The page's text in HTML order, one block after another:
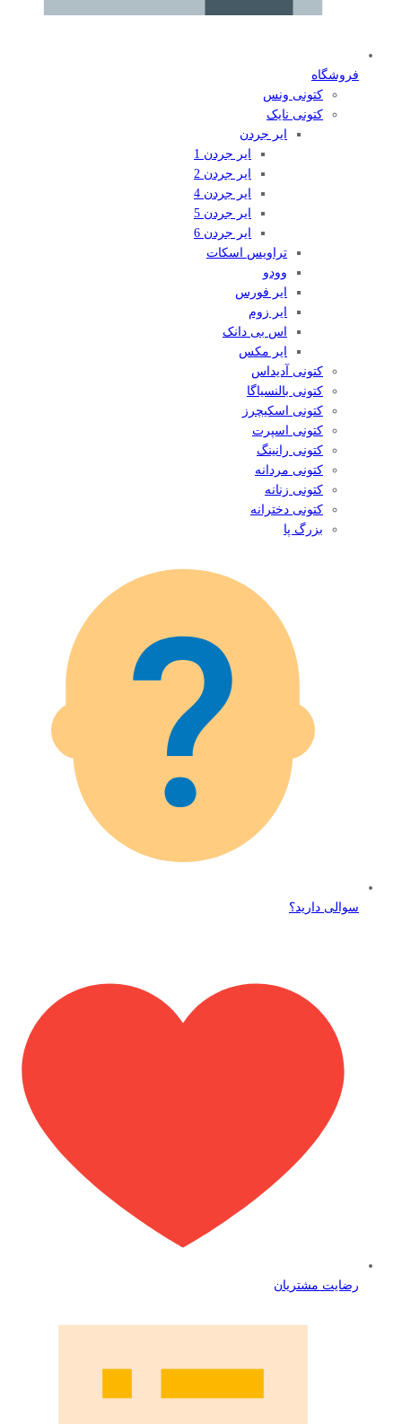
فروشگاه
کتونی ونس
کتونی نایک
ایر جردن
ایر جردن 1
ایر جردن 2
ایر جردن 4
ایر جردن 5
ایر جردن 6
تراویس اسکات
وودو
ایر فورس
ایر زوم
اس بی دانک
ایر مکس
کتونی آدیداس
کتونی بالنسیاگا
کتونی اسکیچرز
کتونی اسپرت
کتونی رانینگ
کتونی مردانه
کتونی زنانه
کتونی دخترانه
بزرگ پا
سوالی دارید؟
رضایت مشتریان